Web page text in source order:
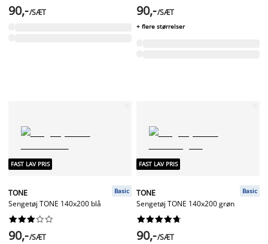
90,-/SÆT 90,-/SÆT
+ flere størrelser
FAST LAV PRIS
TONE
Sengetøj TONE 140x200 blå
Basic






90,-/SÆT
FAST LAV PRIS
TONE
Sengetøj TONE 140x200 grøn
Basic






90,-/SÆT